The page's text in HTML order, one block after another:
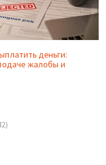
деньги:
жалобы и